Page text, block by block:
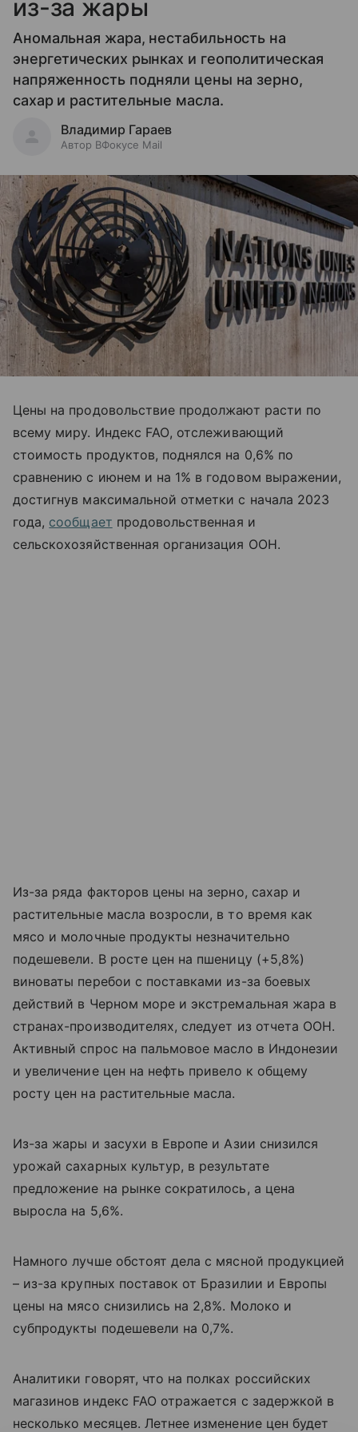
из-за жары
Аномальная жара, нестабильность на
энергетических рынках и геополитическая
напряженность подняли цены на зерно,
сахар и растительные масла.
Владимир Гараев
Автор ВФокусе Mail
Цены на продовольствие продолжают расти по
всему миру. Индекс FAO, отслеживающий
стоимость продуктов, поднялся на 0,6% по
сравнению с июнем и на 1% в годовом выражении,
достигнув максимальной отметки с начала 2023
года, сообщает продовольственная и
сельскохозяйственная организация ООН.
Из-за ряда факторов цены на зерно, сахар и
растительные масла возросли, в то время как
мясо и молочные продукты незначительно
подешевели. В росте цен на пшеницу (+5,8%)
виноваты перебои с поставками из-за боевых
действий в Черном море и экстремальная жара в
странах-производителях, следует из отчета ООН.
Активный спрос на пальмовое масло в Индонезии
и увеличение цен на нефть привело к общему
росту цен на растительные масла.
Из-за жары и засухи в Европе и Азии снизился
урожай сахарных культур, в результате
предложение на рынке сократилось, а цена
выросла на 5,6%.
Намного лучше обстоят дела с мясной продукцией
– из-за крупных поставок от Бразилии и Европы
цены на мясо снизились на 2,8%. Молоко и
субпродукты подешевели на 0,7%.
Аналитики говорят, что на полках российских
магазинов индекс FAO отражается с задержкой в
несколько месяцев. Летнее изменение цен будет